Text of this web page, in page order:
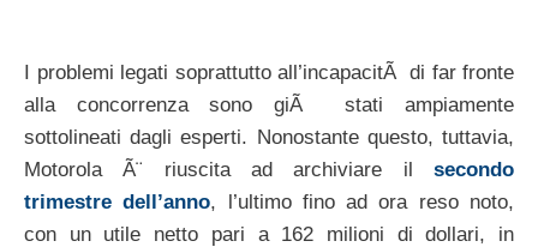
I problemi legati soprattutto all’incapacitÃ di far fronte
alla concorrenza sono giÃ stati ampiamente
sottolineati dagli esperti. Nonostante questo, tuttavia,
Motorola Ã¨ riuscita ad archiviare il secondo
trimestre dell’anno, l’ultimo fino ad ora reso noto,
con un utile netto pari a 162 milioni di dollari, in